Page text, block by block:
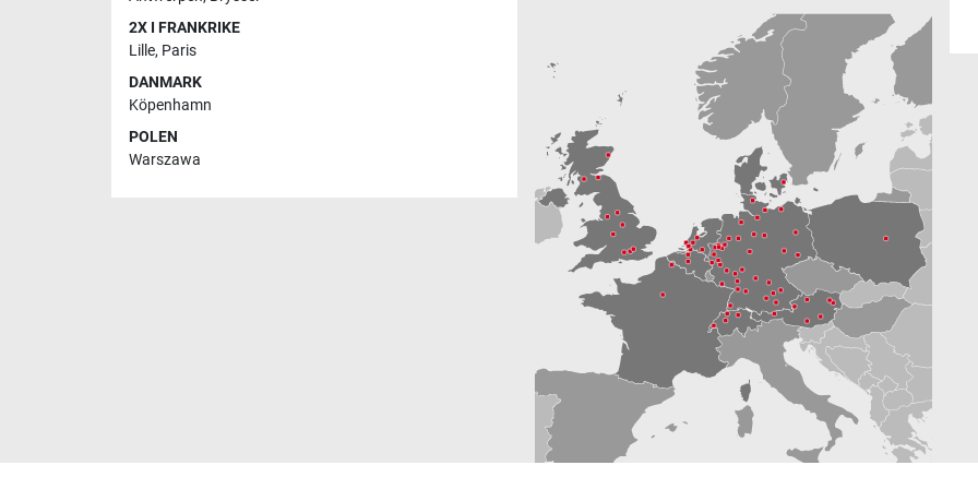
2X I FRANKRIKE
Lille, Paris
DANMARK
Köpenhamn
POLEN
Warszawa